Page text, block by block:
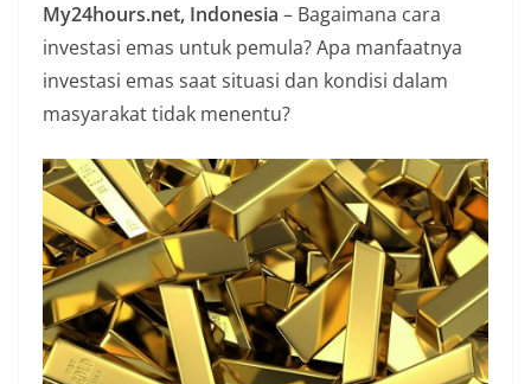
n
i
a
n
T
a
n
p
a
H
My24hours.net, Indonesia – Bagaimana cara
investasi emas untuk pemula? Apa manfaatnya
investasi emas saat situasi dan kondisi dalam
masyarakat tidak menentu?